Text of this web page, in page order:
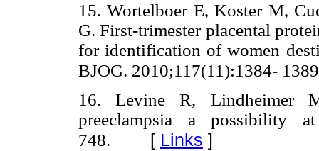
15. Wortelboer E, Koster M,
G. First-trimester placental
for identification of women
BJOG. 2010;117(11):1384-
16. Levine R, Lindheimer
preeclampsia a possibility
748. [ Links ]